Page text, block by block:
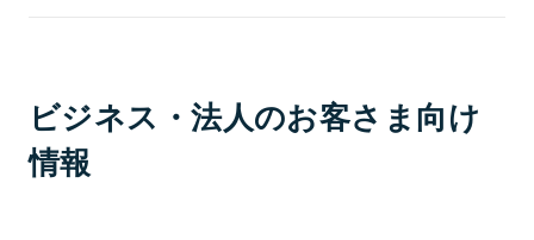
ビジネス・法人のお客さま向け
情報